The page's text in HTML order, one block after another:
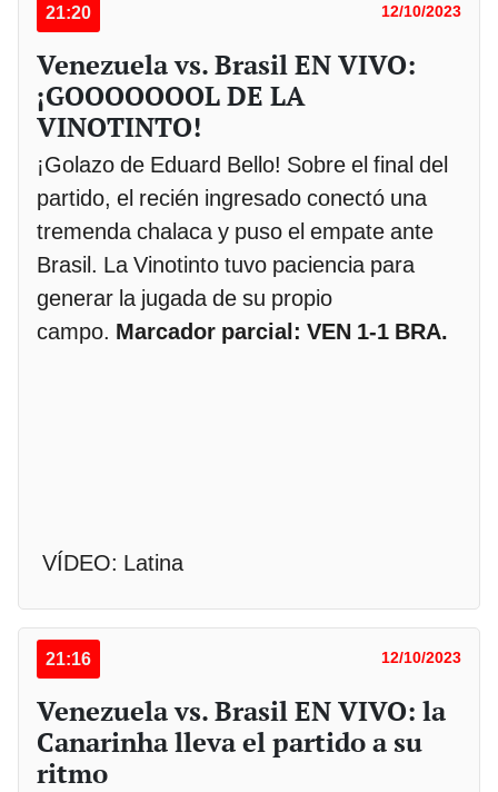
21:20 12/10/2023
Venezuela vs. Brasil EN VIVO:
¡GOOOOOOOL DE LA
VINOTINTO!
¡Golazo de Eduard Bello! Sobre el final del
partido, el recién ingresado conectó una
tremenda chalaca y puso el empate ante
Brasil. La Vinotinto tuvo paciencia para
generar la jugada de su propio
campo. Marcador parcial: VEN 1-1 BRA.
VÍDEO: Latina
21:16 12/10/2023
Venezuela vs. Brasil EN VIVO: la
Canarinha lleva el partido a su
ritmo